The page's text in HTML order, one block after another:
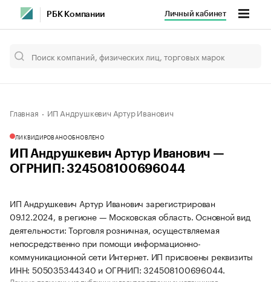
РБК Компании Личный кабинет
Главная ИП Андрушкевич Артур Иванович
ЛИКВИДИРОВАНООБНОВЛЕНО
ИП Андрушкевич Артур Иванович —
ОГРНИП: 324508100696044
ИП Андрушкевич Артур Иванович зарегистрирован
09.12.2024, в регионе — Московская область. Основной вид
деятельности: Торговля розничная, осуществляемая
непосредственно при помощи информационно-
коммуникационной сети Интернет. ИП присвоены реквизиты
ИНН: 505035344340 и ОГРНИП: 324508100696044.